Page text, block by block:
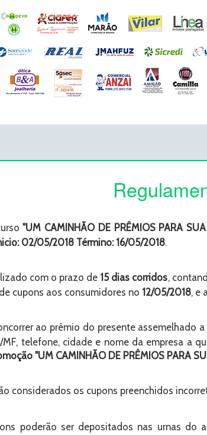
"UM CAMINHÃO DE PRÊMIOS PARA
02/05/2018 Término: 16/05/2018.
com o prazo de 15 dias corridos,
cupons aos consumidores no 12/05/2018, e
ao prêmio do presente assemelhado
MF, telefone, cidade e nome da empresa a
"UM CAMINHÃO DE PRÊMIOS PARA
considerados os cupons preenchidos
poderão ser depositados nas urnas do